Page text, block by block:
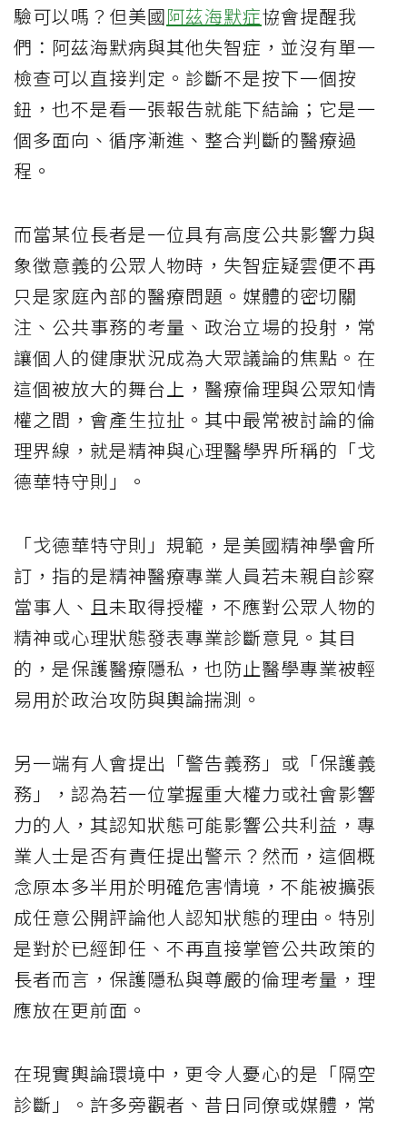
驗可以嗎？但美國阿茲海默症協會提醒我
們：阿茲海默病與其他失智症，並沒有單一
檢查可以直接判定。診斷不是按下一個按
鈕，也不是看一張報告就能下結論；它是一
個多面向、循序漸進、整合判斷的醫療過
程。
而當某位長者是一位具有高度公共影響力與
象徵意義的公眾人物時，失智症疑雲便不再
只是家庭內部的醫療問題。媒體的密切關
注、公共事務的考量、政治立場的投射，常
讓個人的健康狀況成為大眾議論的焦點。在
這個被放大的舞台上，醫療倫理與公眾知情
權之間，會產生拉扯。其中最常被討論的倫
理界線，就是精神與心理醫學界所稱的「戈
德華特守則」。
「戈德華特守則」規範，是美國精神學會所
訂，指的是精神醫療專業人員若未親自診察
當事人、且未取得授權，不應對公眾人物的
精神或心理狀態發表專業診斷意見。其目
的，是保護醫療隱私，也防止醫學專業被輕
易用於政治攻防與輿論揣測。
另一端有人會提出「警告義務」或「保護義
務」，認為若一位掌握重大權力或社會影響
力的人，其認知狀態可能影響公共利益，專
業人士是否有責任提出警示？然而，這個概
念原本多半用於明確危害情境，不能被擴張
成任意公開評論他人認知狀態的理由。特別
是對於已經卸任、不再直接掌管公共政策的
長者而言，保護隱私與尊嚴的倫理考量，理
應放在更前面。
在現實輿論環境中，更令人憂心的是「隔空
診斷」。許多旁觀者、昔日同僚或媒體，常